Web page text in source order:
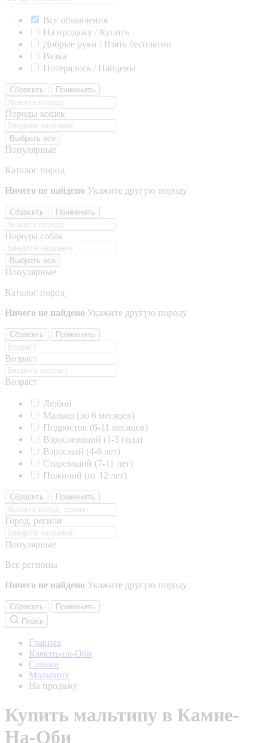
Все объявления
На продажу / Купить
Добрые руки / Взять бесплатно
Вязка
Потерялись / Найдены
Сбросить Применить
Породы кошек
Выбрать все
Популярные
Каталог пород
Ничего не найдено Укажите другую породу
Сбросить Применить
Породы собак
Выбрать все
Популярные
Каталог пород
Ничего не найдено Укажите другую породу
Сбросить Применить
Возраст
Возраст
Любой
Малыш (до 6 месяцев)
Подросток (6-11 месяцев)
Взрослеющий (1-3 года)
Взрослый (4-6 лет)
Стареющий (7-11 лет)
Пожилой (от 12 лет)
Сбросить Применить
Город, регион
Популярные
Все регионы
Ничего не найдено Укажите другую породу
Сбросить
Применить
Поиск
Главная
Камень-на-Оби
Собаки
Мальтипу
На продажу
Купить мальтипу в Камне-
На-Оби